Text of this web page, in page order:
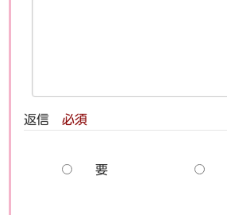
返信 必須
要